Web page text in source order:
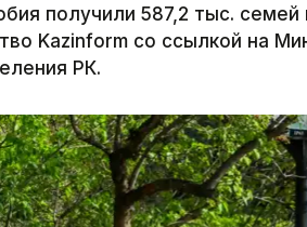
получили 587,2 тыс.
Kazinform со ссылкой на
РК.